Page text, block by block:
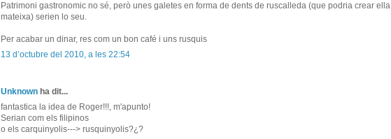
Patrimoni gastronomic no sé, però unes galetes en forma de dents de ruscalleda (que podria crear ella
mateixa) serien lo seu.
Per acabar un dinar, res com un bon café i uns rusquis
13 d’octubre del 2010, a les 22:54
Unknown ha dit...
fantastica la idea de Roger!!!, m'apunto!
Serian com els filipinos
o els carquinyolis---> rusquinyolis?¿?